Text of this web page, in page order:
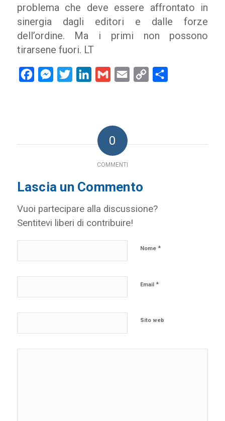
problema che deve essere affrontato in
sinergia dagli editori e dalle forze
dell’ordine. Ma i primi non possono
tirarsene fuori. LT
FacebookMessenger
Twitter LinkedInGmail Email
Copy
0
COMMENTI
Lascia un Commento
Vuoi partecipare alla discussione?
Sentitevi liberi di contribuire!
Nome *
Email *
Sito web